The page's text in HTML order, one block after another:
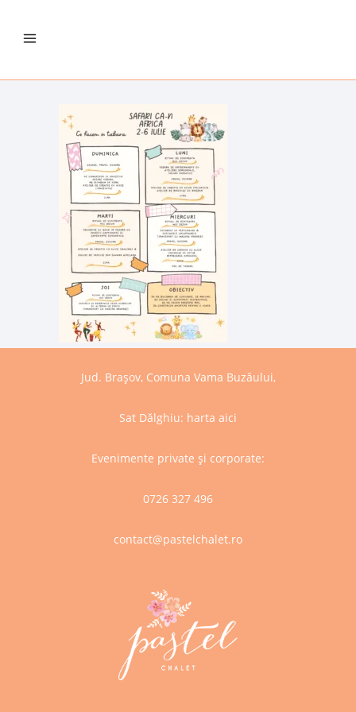
Jud. Brașov, Comuna Vama Buzăului,
Sat Dălghiu: harta aici
Evenimente private și corporate:
0726 327 496
contact@pastelchalet.ro